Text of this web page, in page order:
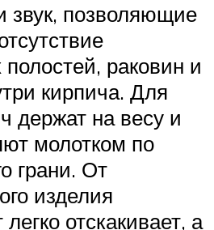
звук, позволяющие
полостей, раковин и
кирпича. Для
держат на весу и
молотком по
грани. От
изделия
отскакивает, а